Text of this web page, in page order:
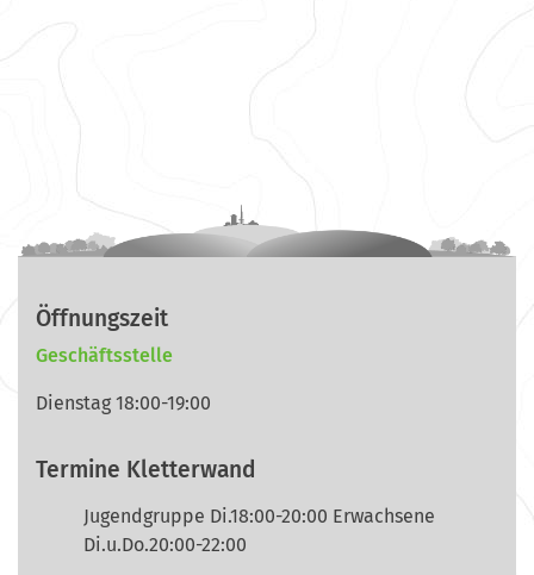
Öffnungszeit
Geschäftsstelle
Dienstag 18:00-19:00
Termine Kletterwand
Jugendgruppe Di.18:00-20:00 Erwachsene
Di.u.Do.20:00-22:00